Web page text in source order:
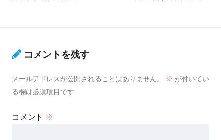
コメントを残す
メールアドレスが公開されることはありません。 ※ が付いてい
る欄は必須項目です
コメント ※